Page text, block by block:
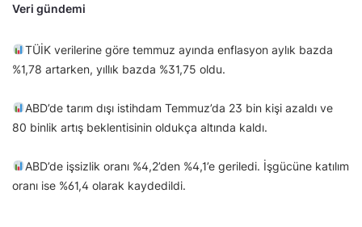
Veri gündemi
TÜİK verilerine göre temmuz ayında enflasyon aylık bazda
%1,78 artarken, yıllık bazda %31,75 oldu.
ABD’de tarım dışı istihdam Temmuz’da 23 bin kişi azaldı ve
80 binlik artış beklentisinin oldukça altında kaldı.
ABD’de işsizlik oranı %4,2’den %4,1’e geriledi. İşgücüne katılım
oranı ise %61,4 olarak kaydedildi.